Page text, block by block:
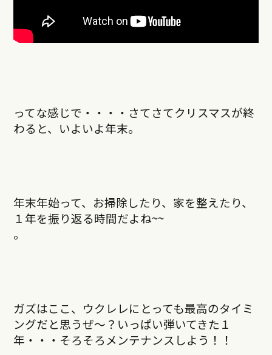
ってな感じで・・・・さてさてクリスマスが終
わると、いよいよ年末。
年末年始って、お掃除したり、家を整えたり、
１年を振り返る時間だよね~~
。
ガズはここ、ウクレレにとっても最高のタイミ
ングだと思うぜ〜？いっぱい弾いてきた１
年・・・そろそろメンテナンスしよう！！